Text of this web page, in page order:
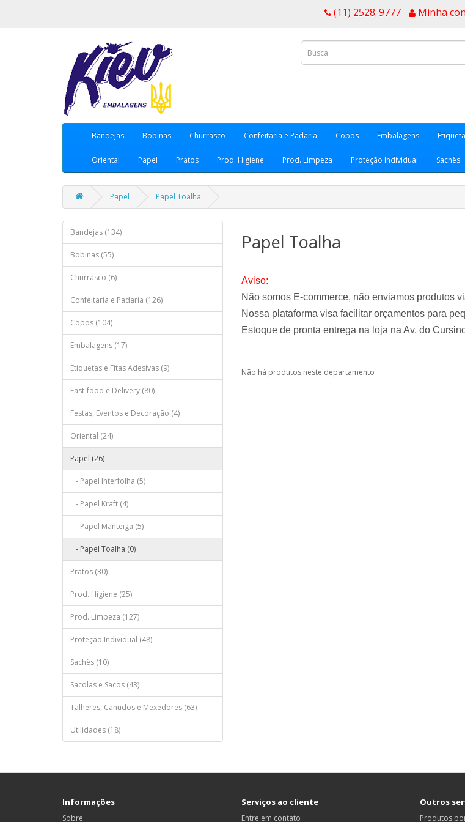
(11) 2528-9777 Minha
Bandejas Bobinas Churrasco Confeitaria e Padaria Copos Embalagens
Oriental Papel Pratos Prod. Higiene Prod. Limpeza Proteção Individual Sachês
Papel Papel Toalha
Bandejas (134)
Bobinas (55)
Churrasco (6)
Confeitaria e Padaria (126)
Copos (104)
Embalagens (17)
Etiquetas e Fitas Adesivas (9)
Fast-food e Delivery (80)
Festas, Eventos e Decoração (4)
Oriental (24)
Papel (26)
- Papel Interfolha (5)
- Papel Kraft (4)
- Papel Manteiga (5)
- Papel Toalha (0)
Pratos (30)
Prod. Higiene (25)
Prod. Limpeza (127)
Proteção Individual (48)
Sachês (10)
Sacolas e Sacos (43)
Talheres, Canudos e Mexedores (63)
Utilidades (18)
Papel Toalha
Aviso:
Não somos E-commerce, não enviamos produtos
Nossa plataforma visa facilitar orçamentos para
Estoque de pronta entrega na loja na Av. do
Não há produtos neste departamento
Informações
Sobre
Serviços ao cliente
Entre em contato
Outros
Produtos